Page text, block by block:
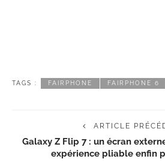
TAGS : FAIRPHONE FAIRPHONE 6
ARTICLE
Galaxy Z Flip 7 : un écran
expérience pliable enfin